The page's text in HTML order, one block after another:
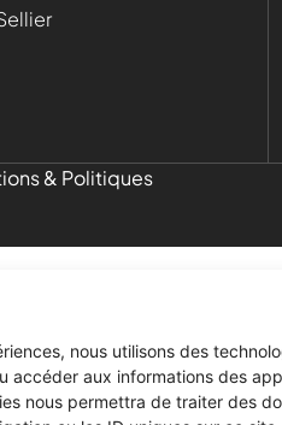
nous utilisons des
accéder aux informations des
nous permettra de traiter des
& Politiques